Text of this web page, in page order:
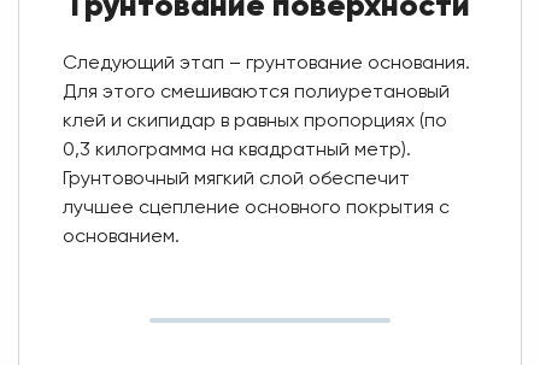
Следующий этап – грунтование основания.
Для этого смешиваются полиуретановый
клей и скипидар в равных пропорциях (по
0,3 килограмма на квадратный метр).
Грунтовочный мягкий слой обеспечит
лучшее сцепление основного покрытия с
основанием.